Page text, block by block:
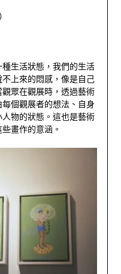
生活狀態，我們的生活
上來的悶感，像是自己
眾在觀展時，透過藝術
個觀展者的想法、自身
物的狀態。這也是藝術
畫作的意涵。